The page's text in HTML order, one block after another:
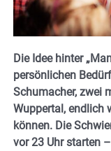
Die Idee hinter
persönlichen
Schumacher, zwei
Wuppertal, endlich
können. Die
vor 23 Uhr starten